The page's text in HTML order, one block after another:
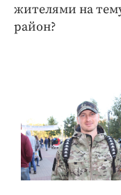
жителями на
район?